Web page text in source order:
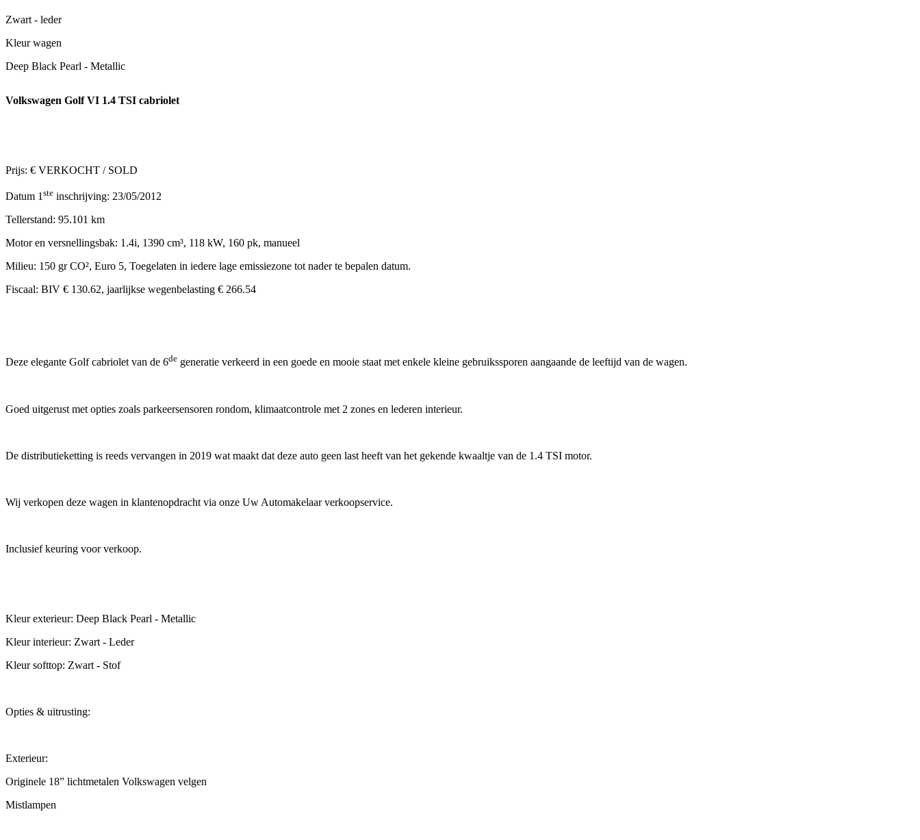
Zwart - leder
Kleur wagen
Deep Black Pearl - Metallic
Volkswagen Golf VI 1.4 TSI cabriolet
Prijs: € VERKOCHT / SOLD
Datum 1 ste inschrijving: 23/05/2012
Tellerstand: 95.101 km
Motor en versnellingsbak: 1.4i, 1390 cm³, 118 kW, 160 pk, manueel
Milieu: 150 gr CO², Euro 5, Toegelaten in iedere lage emissiezone tot nader te bepalen datum.
Fiscaal: BIV € 130.62, jaarlijkse wegenbelasting € 266.54
Deze elegante Golf cabriolet van de 6de generatie verkeerd in een goede en mooie staat met enkele kleine gebruikssporen aangaande de leeftijd van de wagen.
Goed uitgerust met opties zoals parkeersensoren rondom, klimaatcontrole met 2 zones en lederen interieur.
De distributieketting is reeds vervangen in 2019 wat maakt dat deze auto geen last heeft van het gekende kwaaltje van de 1.4 TSI motor.
Wij verkopen deze wagen in klantenopdracht via onze Uw Automakelaar verkoopservice.
Inclusief keuring voor verkoop.
Kleur exterieur: Deep Black Pearl - Metallic
Kleur interieur: Zwart - Leder
Kleur softtop: Zwart - Stof
Opties & uitrusting:
Exterieur:
Originele 18” lichtmetalen Volkswagen velgen
Mistlampen